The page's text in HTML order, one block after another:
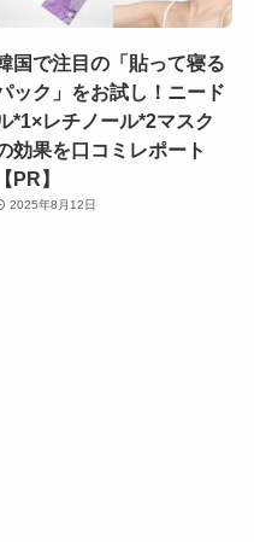
国で注目の「貼って寝る
ック」をお試し！ニード
*1×レチノール*2マスク
効果を口コミレポート
【PR】
2025年8月12日